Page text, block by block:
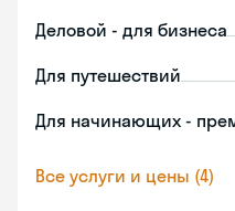
Деловой - для бизнеса
Для путешествий
Для начинающих -
Все услуги и цены (4)